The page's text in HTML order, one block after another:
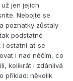
jen jejich
Nebojte se
poznatky zůstaly
podstatné
i ostatní ať se
i nad něčím, co
kolikrát i zdánlivá
příklad: několik